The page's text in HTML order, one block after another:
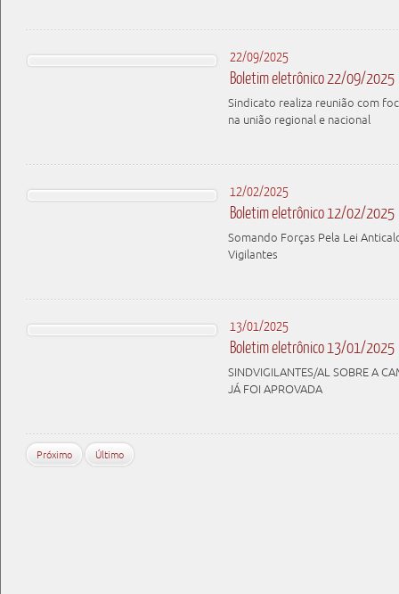
22/09/2025
Boletim eletrônico 22/09/2025
Sindicato realiza reunião com
na união regional e nacional
12/02/2025
Boletim eletrônico 12/02/2025
Somando Forças Pela Lei
Vigilantes
13/01/2025
Boletim eletrônico 13/01/2025
SINDVIGILANTES/AL SOBRE A
JÁ FOI APROVADA
Próximo Último